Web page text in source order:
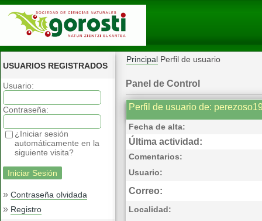
USUARIOS REGISTRADOS
Usuario:
Contraseña:
¿Iniciar sesión
automáticamente en la
siguiente visita?
» Contraseña olvidada
» Registro
Principal Perfil de usuario
Panel de Control
Perfil de usuario de:
Fecha de alta:
Última actividad:
Comentarios:
Usuario:
Correo:
Localidad: